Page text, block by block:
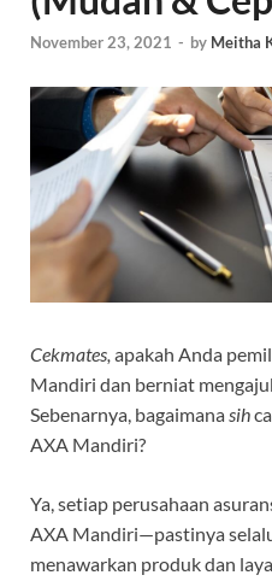
November 23, 2021 - by Meitha
Cekmates, apakah Anda
Mandiri dan berniat
Sebenarnya, bagaimanasih
AXA Mandiri?
Ya, setiap perusahaan
AXA Mandiri—pastinya
menawarkan produk dan